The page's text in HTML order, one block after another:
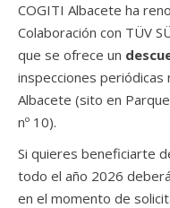
COGITI Albacete ha
Colaboración con TÜV
que se ofrece un
inspecciones
Albacete (sito en
nº 10).
Si quieres beneficiarte
todo el año 2026
en el momento de